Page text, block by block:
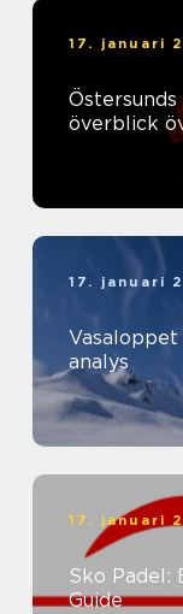
17. januari
överblick
17. januari
Vasaloppet
analys
17. januari
Sko Padel:
Guide